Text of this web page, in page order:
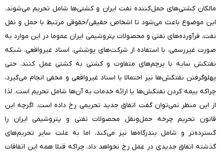
مالکان کشتی‌های حمل‌کننده نفت ایران و کشتی‌ها شامل تحریم می‌شوند.
این موضوع باعث می‌شود تا اشخاص حقیقی/حقوقی مرتبط با حمل و نقل
نفت، فرآورده‌های نفتی و محصولات پتروشیمی ایران عموما در این موارد به
صورت غیررسمی، با استفاده از شرکت‌های پوششی، اسناد غیرواقعی، شبکه
نفتکش سایه با پرچم‌های متفاوت و کشتی به کشتی عمل کنند. حتی
پهلوگرفتن نفتکش‌ها نیز احتمالا با اسناد غیرواقعی و مخفی انجام می‌گیرد،
چراکه بیمه کردن نفتکش‌ها یا ارائه خدمات به آن‌ها شامل تحریم است. لذا
از این منظر نمی‌توان گفت اتفاق جدید تحریمی رخ داده است. اگرچه این
قانون تحریم چرخه حمل‌ونقل محصولات نفتی و پتروشیمی ایران را
گسترده‌تر و شامل بندرگاه‌ها نیز می‌کند، اما به علت سایر تحریم‌های
گذشته اتفاق جدیدی در عمل رخ نخواهد داد، چراکه قبلا همه این اتفاقات